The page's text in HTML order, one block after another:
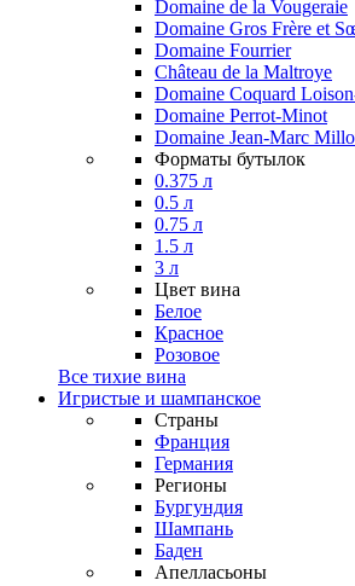
Domaine de la Vougeraie
Domaine Gros Frère et
Domaine Fourrier
Château de la Maltroye
Domaine Coquard
Domaine Perrot-Minot
Domaine Jean-Marc
Форматы бутылок
0.375 л
0.5 л
0.75 л
1.5 л
3 л
Цвет вина
Белое
Красное
Розовое
Все тихие вина
Игристые и шампанское
Страны
Франция
Германия
Регионы
Бургундия
Шампань
Баден
Апелласьоны